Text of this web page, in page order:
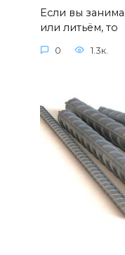
Если вы
или литьём, то
0 1.3к.